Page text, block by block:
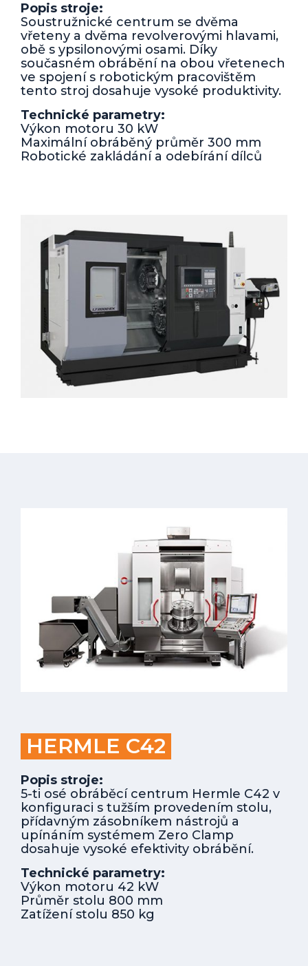
Popis stroje:
Soustružnické centrum se dvěma
vřeteny a dvěma revolverovými hlavami,
obě s ypsilonovými osami. Díky
současném obrábění na obou vřetenech
ve spojení s robotickým pracovištěm
tento stroj dosahuje vysoké produktivity.
Technické parametry:
Výkon motoru 30 kW
Maximální obráběný průměr 300 mm
Robotické zakládání a odebírání dílců
HERMLE C42
Popis stroje:
5-ti osé obráběcí centrum Hermle C42 v
konfiguraci s tužším provedením stolu,
přídavným zásobníkem nástrojů a
upínáním systémem Zero Clamp
dosahuje vysoké efektivity obrábění.
Technické parametry:
Výkon motoru 42 kW
Průměr stolu 800 mm
Zatížení stolu 850 kg